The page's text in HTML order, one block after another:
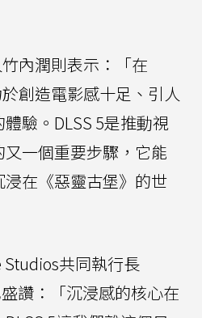
內潤則表示：「在
創造電影感十足、引人
驗。DLSS 5是推動視
一個重要步驟，它能
在《惡靈古堡》的世
共同執行長
讚：「沉浸感的核心在